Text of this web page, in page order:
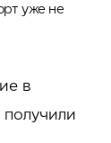
уже не
в
получили